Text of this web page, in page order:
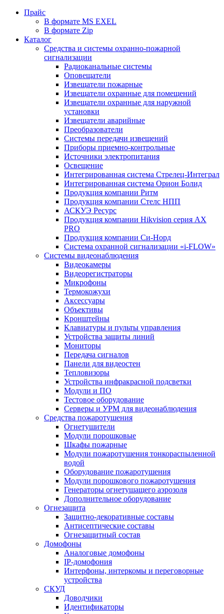
Прайс
В формате MS EXEL
В формате Zip
Каталог
Средства и системы охранно-пожарной
сигнализации
Радиоканальные системы
Оповещатели
Извещатели пожарные
Извещатели охранные для помещений
Извещатели охранные для наружной
установки
Извещатели аварийные
Преобразователи
Системы передачи извещений
Приборы приемно-контрольные
Источники электропитания
Освещение
Интегрированная система Стрелец-Интеграл
Интегрированная система Орион Болид
Продукция компании Ритм
Продукция компании Стелс НПП
АСКУЭ Ресурс
Продукция компании Hikvision серия AX
PRO
Продукция компании Си-Норд
Система охранной сигнализации «i-FLOW»
Системы видеонаблюдения
Видеокамеры
Видеорегистраторы
Микрофоны
Термокожухи
Аксессуары
Объективы
Кронштейны
Клавиатуры и пульты управления
Устройства защиты линий
Мониторы
Передача сигналов
Панели для видеостен
Тепловизоры
Устройства инфракрасной подсветки
Модули и ПО
Тестовое оборудование
Серверы и УРМ для видеонаблюдения
Средства пожаротушения
Огнетушители
Модули порошковые
Шкафы пожарные
Модули пожаротушения тонкораспыленной
водой
Оборудование пожаротушения
Модули порошкового пожаротушения
Генераторы огнетушащего аэрозоля
Дополнительное оборудование
Огнезащита
Защитно-декоративные составы
Антисептические составы
Огнезащитный состав
Домофоны
Аналоговые домофоны
IP-домофония
Интерфоны, интеркомы и переговорные
устройства
СКУД
Доводчики
Идентификаторы